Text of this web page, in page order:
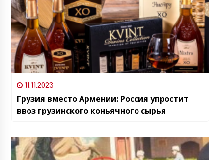
11.11.2023
Грузия вместо Армении: Россия упростит
ввоз грузинского коньячного сырья